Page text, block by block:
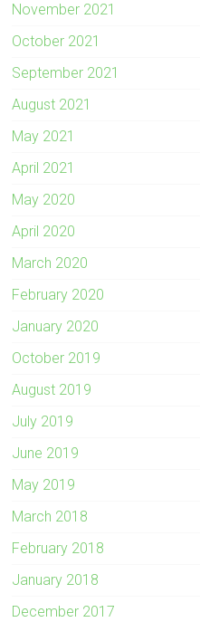
November 2021
October 2021
September 2021
August 2021
May 2021
April 2021
May 2020
April 2020
March 2020
February 2020
January 2020
October 2019
August 2019
July 2019
June 2019
May 2019
March 2018
February 2018
January 2018
December 2017